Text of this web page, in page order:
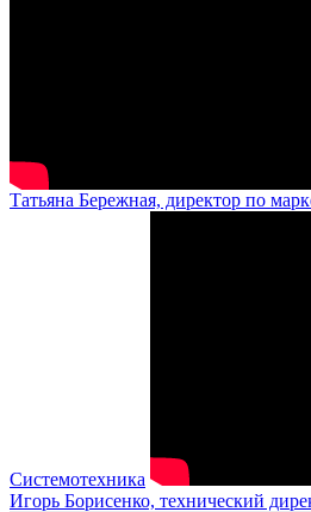
Татьяна Бережная, директор по
Системотехника
Игорь Борисенко, технический